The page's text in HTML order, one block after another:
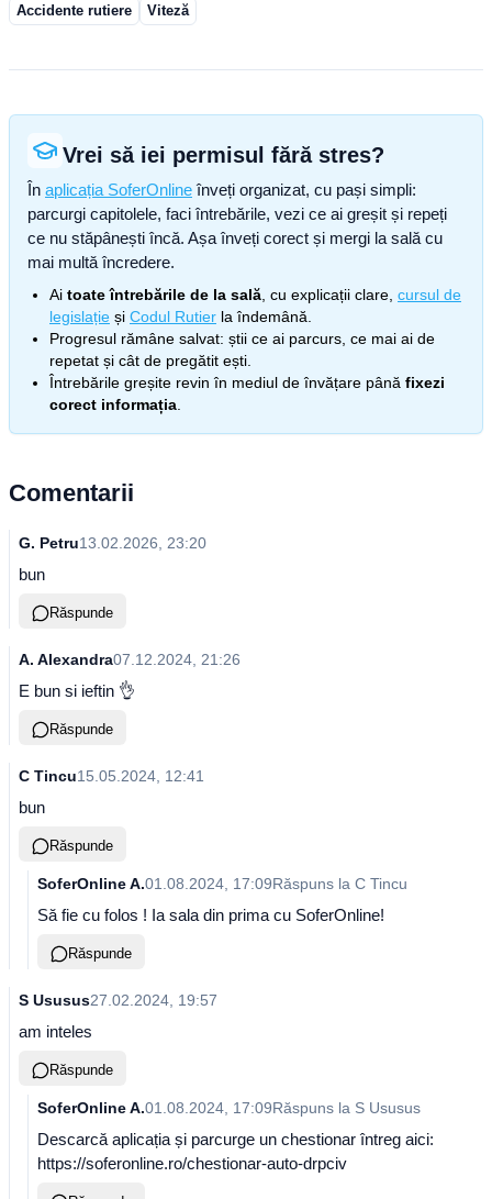
Accidente rutiere
Viteză
Vrei să iei permisul fără stres?
În aplicația SoferOnline înveți organizat, cu pași simpli:
parcurgi capitolele, faci întrebările, vezi ce ai greșit și repeți
ce nu stăpânești încă. Așa înveți corect și mergi la sală cu
mai multă încredere.
Ai toate întrebările de la sală , cu explicații clare, cursul de
legislație și Codul Rutier la îndemână.
Progresul rămâne salvat: știi ce ai parcurs, ce mai ai de
repetat și cât de pregătit ești.
Întrebările greșite revin în mediul de învățare până fixezi
corect informația
Comentarii
G. Petru13.02.2026, 23:20
bun
Răspunde
A. Alexandra07.12.2024, 21:26
E bun si ieftin 👌
Răspunde
C Tincu15.05.2024, 12:41
bun
Răspunde
SoferOnline A.01.08.2024, 17:09Răspuns la C Tincu
Să fie cu folos ! Ia sala din prima cu SoferOnline!
Răspunde
S Ususus27.02.2024, 19:57
am inteles
Răspunde
SoferOnline A.01.08.2024, 17:09Răspuns la S Ususus
Descarcă aplicația și parcurge un chestionar întreg aici:
https://soferonline.ro/chestionar-auto-drpciv